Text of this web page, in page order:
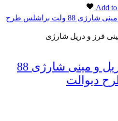
Add
فرز و دریل شارژی
کیت دو عددی دریل و مینی شارژی 88
دیوالت